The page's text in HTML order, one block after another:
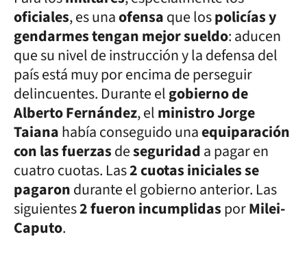
oficiales, es unaofensaque lospolicías y
gendarmes tengan mejor sueldo: aducen
que su nivel de instrucción y la defensa del
país está muy por encima de perseguir
delincuentes. Durante elgobierno de
Alberto Fernández, elministro Jorge
Taianahabía conseguido unaequiparación
con las fuerzasdeseguridada pagar en
cuatro cuotas. Las2 cuotas iniciales se
pagarondurante el gobierno anterior. Las
siguientes2 fueron incumplidasporMilei-
Caputo.